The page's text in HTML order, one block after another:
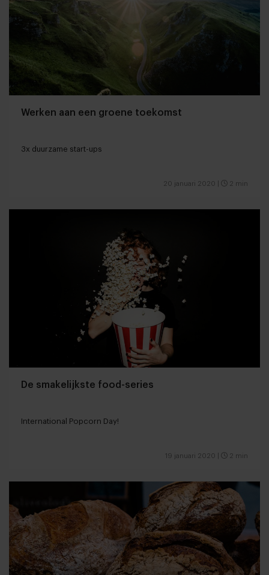
Werken aan een groene toekomst
3x duurzame start-ups
20 januari 2020 2 min
De smakelijkste food-series
International Popcorn Day!
19 januari 2020 2 min